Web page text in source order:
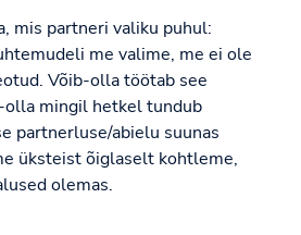
mis partneri valiku puhul:
me valime, me ei ole
Võib-olla töötab see
olla mingil hetkel tundub
partnerluse/abielu suunas
üksteist õiglaselt kohtleme,
olemas.